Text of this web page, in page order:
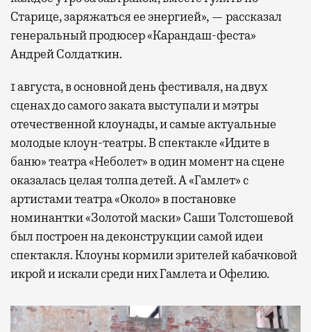
Старице, заряжаться ее энергией», — рассказал
генеральный продюсер «Карандаш-феста»
Андрей Солдаткин.
1 августа, в основной день фестиваля, на двух
сценах до самого заката выступали и мэтры
отечественной клоунады, и самые актуальные
молодые клоун-театры. В спектакле «Идите в
баню» театра «Неболет» в один момент на сцене
оказалась целая толпа детей. А «Гамлет» с
артистами театра «Около» в постановке
номинантки «Золотой маски» Саши Толстошевой
был построен на деконструкции самой идеи
спектакля. Клоуны кормили зрителей кабачковой
икрой и искали среди них Гамлета и Офелию.